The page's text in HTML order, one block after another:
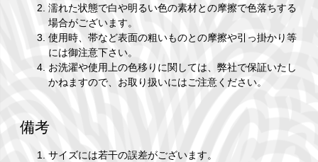
濡れた状態で白や明るい色の素材との摩擦で色落ちする
場合がございます。
使用時、帯など表面の粗いものとの摩擦や引っ掛かり等
には御注意下さい。
お洗濯や使用上の色移りに関しては、弊社で保証いたし
かねますので、お取り扱いにはご注意ください。
備考
サイズには若干の誤差がございます。